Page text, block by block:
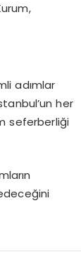
adımlar
her
seferberliği